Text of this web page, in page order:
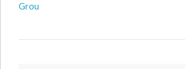
Grou